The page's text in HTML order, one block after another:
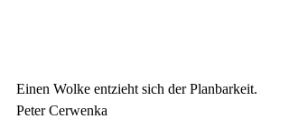
Einen Wolke entzieht sich der Planbarkeit.
Peter Cerwenka